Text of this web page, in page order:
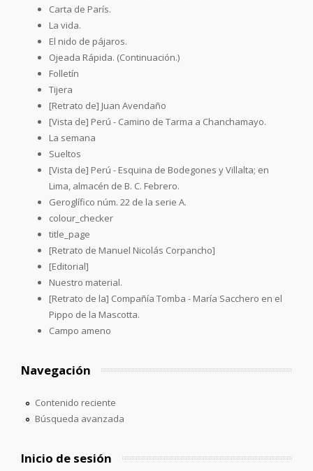
Carta de París.
La vida.
El nido de pájaros.
Ojeada Rápida. (Continuación.)
Folletín
Tijera
[Retrato de] Juan Avendaño
[Vista de] Perú - Camino de Tarma a Chanchamayo.
La semana
Sueltos
[Vista de] Perú - Esquina de Bodegones y Villalta; en
Lima, almacén de B. C. Febrero.
Geroglífico núm. 22 de la serie A.
colour_checker
title_page
[Retrato de Manuel Nicolás Corpancho]
[Editorial]
Nuestro material.
[Retrato de la] Compañía Tomba - María Sacchero en el
Pippo de la Mascotta.
Campo ameno
Navegación
Contenido reciente
Búsqueda avanzada
Inicio de sesión